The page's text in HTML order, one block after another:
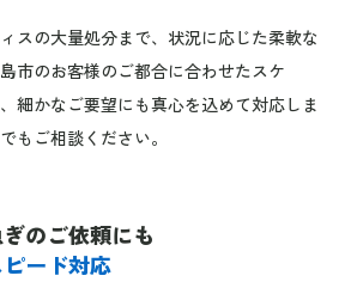
スの大量処分まで、状況に応じた柔軟な
市のお客様のご都合に合わせたスケ
細かなご要望にも真心を込めて対応しま
もご相談ください。
のご依頼にも
ード対応